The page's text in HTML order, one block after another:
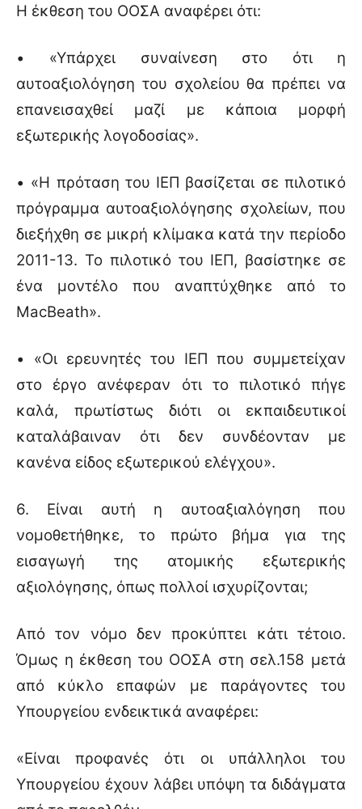
Η έκθεση του ΟΟΣΑ αναφέρει ότι:
• «Υπάρχει συναίνεση στο ότι η
αυτοαξιολόγηση του σχολείου θα πρέπει να
επανεισαχθεί μαζί με κάποια μορφή
εξωτερικής λογοδοσίας».
• «Η πρόταση του ΙΕΠ βασίζεται σε πιλοτικό
πρόγραμμα αυτοαξιολόγησης σχολείων, που
διεξήχθη σε μικρή κλίμακα κατά την περίοδο
2011-13. Το πιλοτικό του IEΠ, βασίστηκε σε
ένα μοντέλο που αναπτύχθηκε από το
MacBeath».
• «Οι ερευνητές του ΙΕΠ που συμμετείχαν
στο έργο ανέφεραν ότι το πιλοτικό πήγε
καλά, πρωτίστως διότι οι εκπαιδευτικοί
καταλάβαιναν ότι δεν συνδέονταν με
κανένα είδος εξωτερικού ελέγχου».
6. Είναι αυτή η αυτοαξιαλόγηση που
νομοθετήθηκε, το πρώτο βήμα για της
εισαγωγή της ατομικής εξωτερικής
αξιολόγησης, όπως πολλοί ισχυρίζονται;
Από τον νόμο δεν προκύπτει κάτι τέτοιο.
Όμως η έκθεση του ΟΟΣΑ στη σελ.158 μετά
από κύκλο επαφών με παράγοντες του
Υπουργείου ενδεικτικά αναφέρει:
«Είναι προφανές ότι οι υπάλληλοι του
Υπουργείου έχουν λάβει υπόψη τα διδάγματα